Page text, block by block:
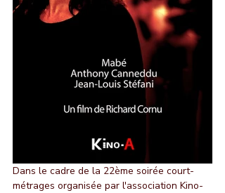
Dans le cadre de la 22ème soirée court-
métrages organisée par l'association Kino-